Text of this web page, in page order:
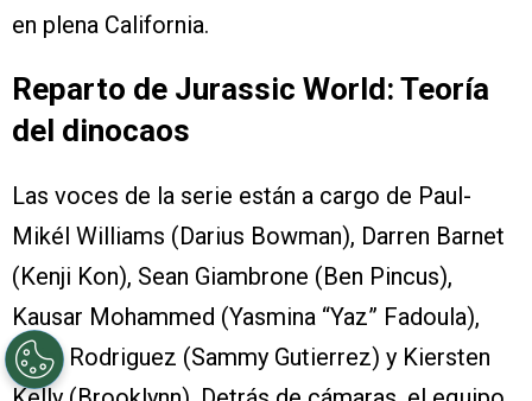
en plena California.
Reparto de Jurassic World: Teoría
del dinocaos
Las voces de la serie están a cargo de Paul-
Mikél Williams (Darius Bowman), Darren Barnet
(Kenji Kon), Sean Giambrone (Ben Pincus),
Kausar Mohammed (Yasmina “Yaz” Fadoula),
Raini Rodriguez (Sammy Gutierrez) y Kiersten